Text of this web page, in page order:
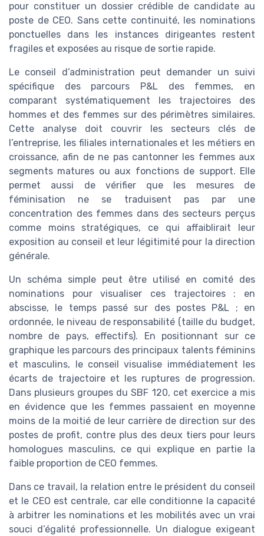
pour constituer un dossier crédible de candidate au
poste de CEO. Sans cette continuité, les nominations
ponctuelles dans les instances dirigeantes restent
fragiles et exposées au risque de sortie rapide.
Le conseil d’administration peut demander un suivi
spécifique des parcours P&L des femmes, en
comparant systématiquement les trajectoires des
hommes et des femmes sur des périmètres similaires.
Cette analyse doit couvrir les secteurs clés de
l’entreprise, les filiales internationales et les métiers en
croissance, afin de ne pas cantonner les femmes aux
segments matures ou aux fonctions de support. Elle
permet aussi de vérifier que les mesures de
féminisation ne se traduisent pas par une
concentration des femmes dans des secteurs perçus
comme moins stratégiques, ce qui affaiblirait leur
exposition au conseil et leur légitimité pour la direction
générale.
Un schéma simple peut être utilisé en comité des
nominations pour visualiser ces trajectoires : en
abscisse, le temps passé sur des postes P&L ; en
ordonnée, le niveau de responsabilité (taille du budget,
nombre de pays, effectifs). En positionnant sur ce
graphique les parcours des principaux talents féminins
et masculins, le conseil visualise immédiatement les
écarts de trajectoire et les ruptures de progression.
Dans plusieurs groupes du SBF 120, cet exercice a mis
en évidence que les femmes passaient en moyenne
moins de la moitié de leur carrière de direction sur des
postes de profit, contre plus des deux tiers pour leurs
homologues masculins, ce qui explique en partie la
faible proportion de CEO femmes.
Dans ce travail, la relation entre le président du conseil
et le CEO est centrale, car elle conditionne la capacité
à arbitrer les nominations et les mobilités avec un vrai
souci d’égalité professionnelle. Un dialogue exigeant